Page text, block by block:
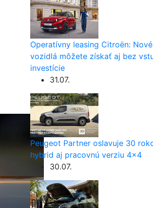
Operatívny leasing Citroën:
vozidlá môžete získať aj bez
investície
31.07.
Peugeot Partner oslavuje 30
hybrid aj pracovnú verziu 4×4
30.07.